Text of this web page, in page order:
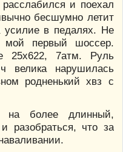
и поехал
бесшумно летит
усилие в педалях. Не
первый шоссер.
25x622, 7атм. Руль
велика нарушилась
родненький хвз с
на более длинный,
разобраться, что за